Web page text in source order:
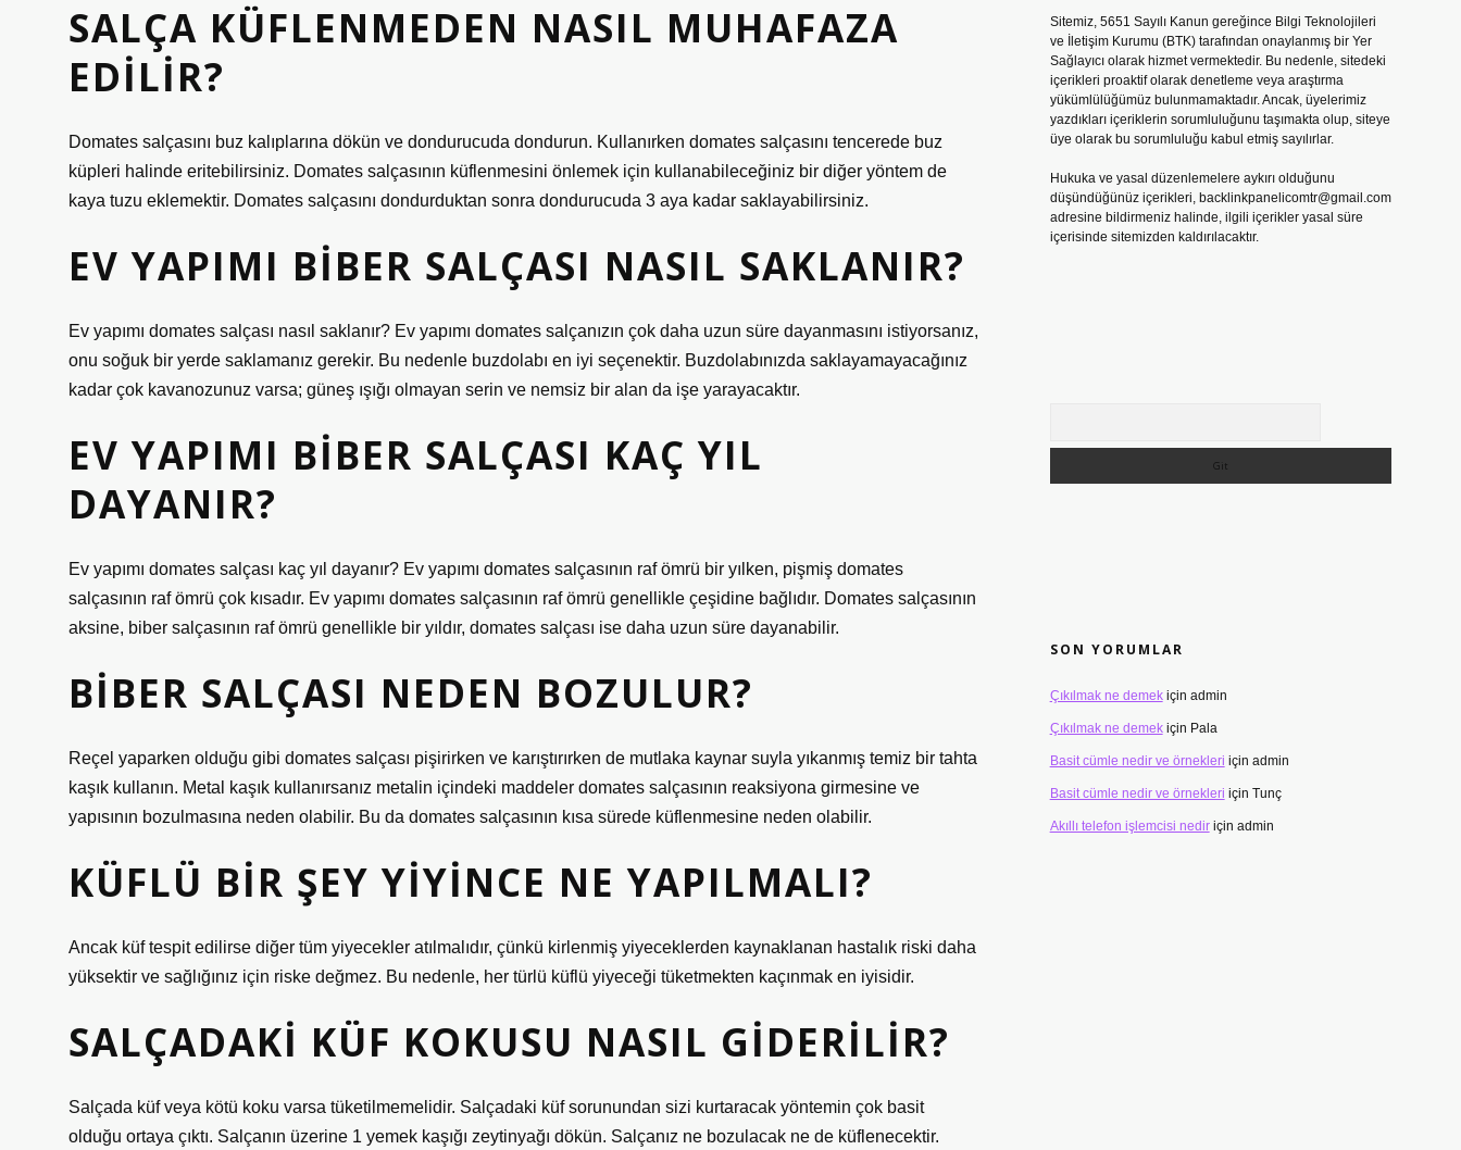
SALÇA KÜFLENMEDEN NASIL MUHAFAZA
EDILIR?
Domates salçasını buz kalıplarına dökün ve dondurucuda dondurun. Kullanırken domates salçasını tencerede buz
küpleri halinde eritebilirsiniz. Domates salçasının küflenmesini önlemek için kullanabileceğiniz bir diğer yöntem de
kaya tuzu eklemektir. Domates salçasını dondurduktan sonra dondurucuda 3 aya kadar saklayabilirsiniz.
EV YAPIMI BIBER SALÇASI NASIL SAKLANIR?
Ev yapımı domates salçası nasıl saklanır? Ev yapımı domates salçanızın çok daha uzun süre dayanmasını istiyorsanız,
onu soğuk bir yerde saklamanız gerekir. Bu nedenle buzdolabı en iyi seçenektir. Buzdolabınızda saklayamayacağınız
kadar çok kavanozunuz varsa; güneş ışığı olmayan serin ve nemsiz bir alan da işe yarayacaktır.
EV YAPIMI BIBER SALÇASI KAÇ YIL
DAYANIR?
Ev yapımı domates salçası kaç yıl dayanır? Ev yapımı domates salçasının raf ömrü bir yılken, pişmiş domates
salçasının raf ömrü çok kısadır. Ev yapımı domates salçasının raf ömrü genellikle çeşidine bağlıdır. Domates salçasının
aksine, biber salçasının raf ömrü genellikle bir yıldır, domates salçası ise daha uzun süre dayanabilir.
BIBER SALÇASI NEDEN BOZULUR?
Reçel yaparken olduğu gibi domates salçası pişirirken ve karıştırırken de mutlaka kaynar suyla yıkanmış temiz bir tahta
kaşık kullanın. Metal kaşık kullanırsanız metalin içindeki maddeler domates salçasının reaksiyona girmesine ve
yapısının bozulmasına neden olabilir. Bu da domates salçasının kısa sürede küflenmesine neden olabilir.
KÜFLÜ BIR ŞEY YIYINCE NE YAPILMALI?
Ancak küf tespit edilirse diğer tüm yiyecekler atılmalıdır, çünkü kirlenmiş yiyeceklerden kaynaklanan hastalık riski daha
yüksektir ve sağlığınız için riske değmez. Bu nedenle, her türlü küflü yiyeceği tüketmekten kaçınmak en iyisidir.
SALÇADAKI KÜF KOKUSU NASIL GIDERILIR?
Salçada küf veya kötü koku varsa tüketilmemelidir. Salçadaki küf sorunundan sizi kurtaracak yöntemin çok basit
olduğu ortaya çıktı. Salçanın üzerine 1 yemek kaşığı zeytinyağı dökün. Salçanız ne bozulacak ne de küflenecektir.
Sitemiz, 5651 Sayılı Kanun gereğince Bilgi Teknolojileri
ve İletişim Kurumu (BTK) tarafından onaylanmış bir Yer
Sağlayıcı olarak hizmet vermektedir. Bu nedenle, sitedeki
içerikleri proaktif olarak denetleme veya araştırma
yükümlülüğümüz bulunmamaktadır. Ancak, üyelerimiz
yazdıkları içeriklerin sorumluluğunu taşımakta olup, siteye
üye olarak bu sorumluluğu kabul etmiş sayılırlar.
Hukuka ve yasal düzenlemelere aykırı olduğunu
düşündüğünüz içerikleri, backlinkpanelicomtr@gmail.com
adresine bildirmeniz halinde, ilgili içerikler yasal süre
içerisinde sitemizden kaldırılacaktır.
SON YORUMLAR
Çıkılmak ne demekiçin admin
Çıkılmak ne demekiçin Pala
Basit cümle nedir ve örnekleri için admin
Basit cümle nedir ve örnekleri için Tunç
Akıllı telefon işlemcisi nediriçin admin